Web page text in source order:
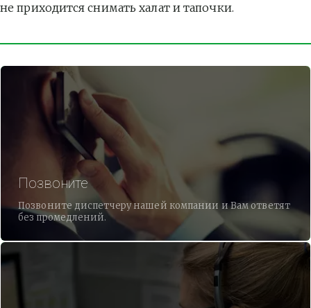
не приходится снимать халат и тапочки.
Позвоните
Позвоните диспетчеру нашей компании и Вам ответят
без промедлений.